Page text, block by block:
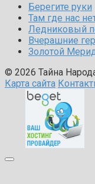
Берегите руки
Там где нас
Ледниковый
Вчерашние
Золотой
© 2026 Тайна
Карта сайта